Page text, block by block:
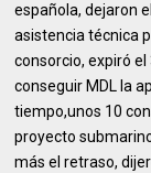
española, dejaron
asistencia técnica
consorcio, expiró
conseguir MDL la
tiempo,unos 10
proyecto
más el retraso,